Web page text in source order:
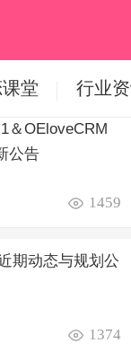
堂 行业
＆OEloveCRM
公告
 1459
期动态与规划公
 1374